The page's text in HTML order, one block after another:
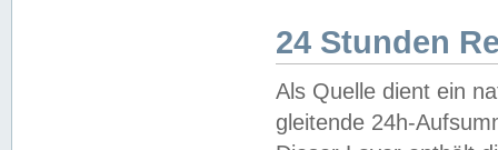
24 Stunden
Als Quelle dient ein
gleitende 24h-